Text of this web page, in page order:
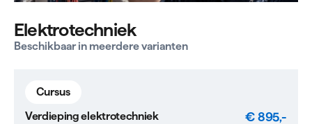
Elektrotechniek
Beschikbaar in meerdere varianten
Verdieping elektrotechniek
Cursus
€ 895,-